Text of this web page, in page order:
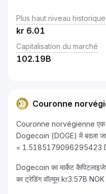
Plus haut niveau historique
kr 6.01
Capitalisation du marché
102.19B
Couronne
Couronne norvégienne एक
Dogecoin (DOGE) में बदला जा
= 1.5185179096295423
Dogecoin का मार्केट
का ट्रेडिंग वॉल्यूम kr3.57B NOK